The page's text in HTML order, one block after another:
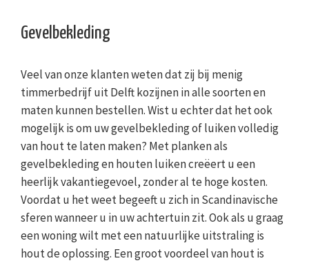
Gevelbekleding
Veel van onze klanten weten dat zij bij menig
timmerbedrijf uit Delft kozijnen in alle soorten en
maten kunnen bestellen. Wist u echter dat het ook
mogelijk is om uw gevelbekleding of luiken volledig
van hout te laten maken? Met planken als
gevelbekleding en houten luiken creëert u een
heerlijk vakantiegevoel, zonder al te hoge kosten.
Voordat u het weet begeeft u zich in Scandinavische
sferen wanneer u in uw achtertuin zit. Ook als u graag
een woning wilt met een natuurlijke uitstraling is
hout de oplossing. Een groot voordeel van hout is